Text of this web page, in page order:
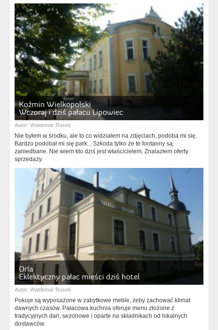
Koźmin Wielkopolski
Wczoraj i dziś pałacu Lipowiec
Autor: Waldemar Rusek
Nie byłem w środku, ale to co widziałem na zdjęciach, podoba mi się.
Bardzo podobał mi się park... Szkoda tylko że te fontanny są
zaniedbane. Nie wiem kto dziś jest właścicielem. Znalazłem oferty
sprzedaży.
Orla
Eklektyczny pałac mieści dziś hotel
Autor: Waldemar Rusek
Pokoje są wyposażone w zabytkowe meble, żeby zachować klimat
dawnych czasów. Pałacowa kuchnia oferuje menu złożone z
tradycyjnych dań, sezonowe i oparte na składnikach od lokalnych
dostawców.